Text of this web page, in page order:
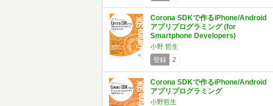
Corona SDKで作るiPhone/Android
アプリプログラミング (for
Smartphone Developers)
小野 哲生
登録
2
Corona SDKで作るiPhone/Android
アプリプログラミング
小野哲生